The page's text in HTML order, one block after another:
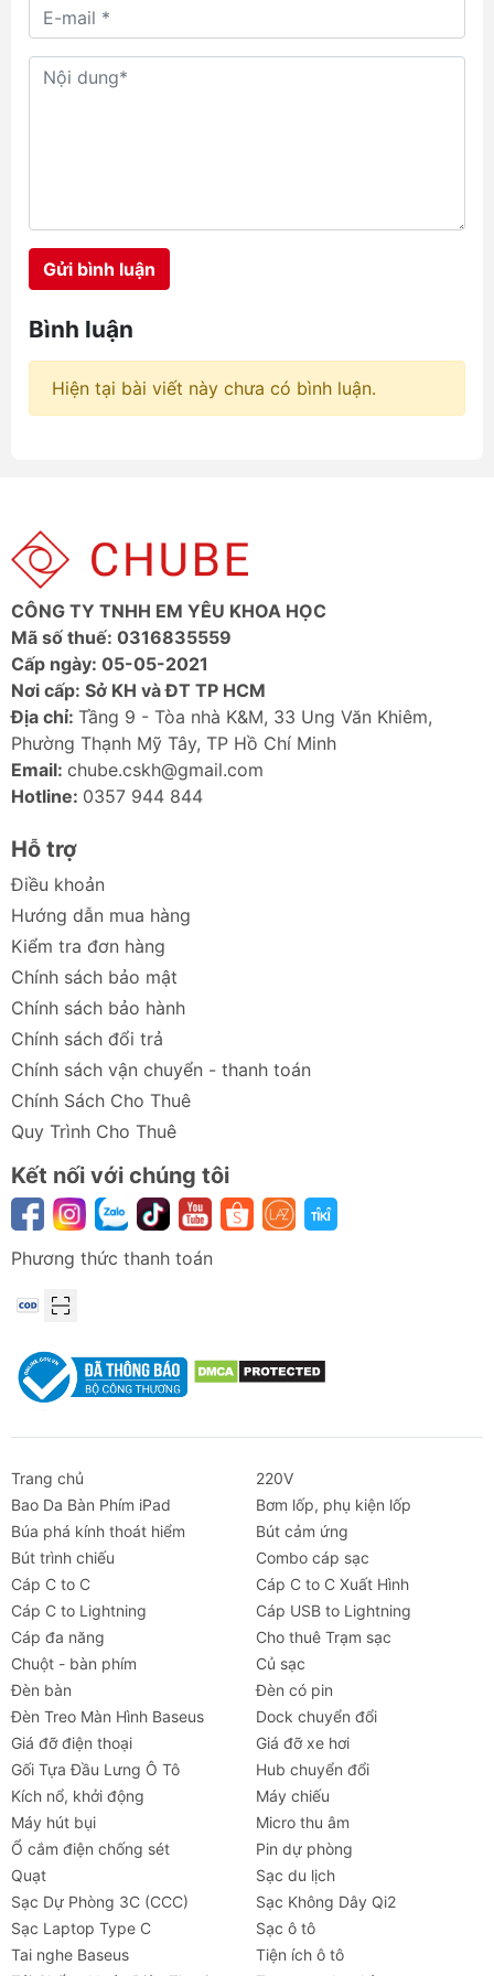
rảnh tay, thổi luồng gió trực tiếp
vào cơ thể dưới lớp áo quần mà
01 NK01, JisuLife Life5 và
công trình ngoài trời đầy nắng
gió.
Gửi bình luận
Bình luận
Hiện tại bài viết này chưa có bình luận.
CÔNG TY TNHH EM YÊU KHOA HỌC
Mã số thuế: 0316835559
Cấp ngày: 05-05-2021
Nơi cấp: Sở KH và ĐT TP HCM
Địa chỉ: Tầng 9 - Tòa nhà K&M, 33 Ung Văn Khiêm,
Phường Thạnh Mỹ Tây, TP Hồ Chí Minh
Email: chube.cskh@gmail.com
Hotline: 0357 944 844
Hỗ trợ
Điều khoản
Hướng dẫn mua hàng
Kiểm tra đơn hàng
Chính sách bảo mật
Chính sách bảo hành
Chính sách đổi trả
Chính sách vận chuyển - thanh toán
Chính Sách Cho Thuê
Quy Trình Cho Thuê
Kết nối với chúng tôi
Phương thức thanh toán
Trang chủ
220V
Bao Da Bàn Phím iPad
Bơm lốp, phụ kiện lốp
Búa phá kính thoát hiểm
Bút cảm ứng
Bút trình chiếu
Combo cáp sạc
Cáp C to C
Cáp C to C Xuất Hình
Cáp C to Lightning
Cáp USB to Lightning
Cáp đa năng
Cho thuê Trạm sạc
Chuột - bàn phím
Củ sạc
Đèn bàn
Đèn có pin
Đèn Treo Màn Hình Baseus
Dock chuyển đổi
Giá đỡ điện thoại
Giá đỡ xe hơi
Gối Tựa Đầu Lưng Ô Tô
Hub chuyển đổi
Kích nổ, khởi động
Máy chiếu
Máy hút bụi
Micro thu âm
Ổ cắm điện chống sét
Pin dự phòng
Quạt
Sạc du lịch
Sạc Dự Phòng 3C (CCC)
Sạc Không Dây Qi2
Sạc Laptop Type C
Sạc ô tô
Tai nghe Baseus
Tiện ích ô tô